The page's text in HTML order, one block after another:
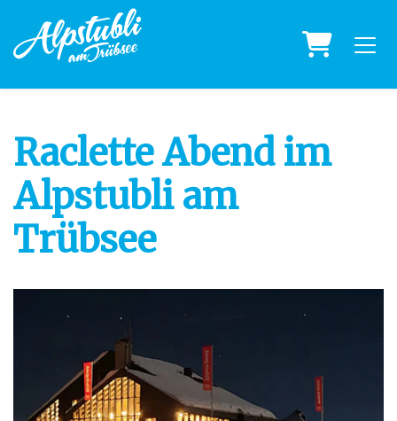
Raclette Abend im
Alpstubli am
Trübsee